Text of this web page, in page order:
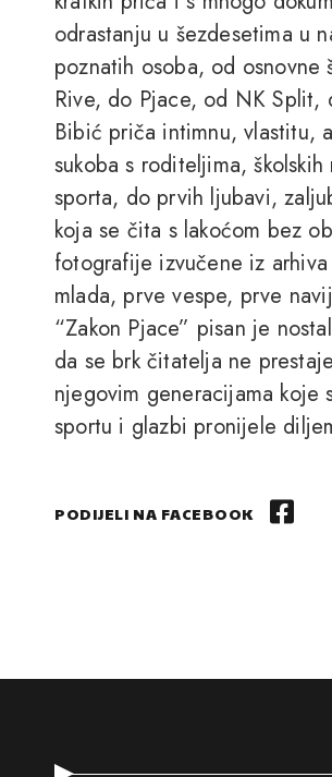
odrastanju u šezdesetima u
poznatih osoba, od osnovne
Rive, do Pjace, od NK
Bibić priča intimnu, vlastitu,
sukoba s roditeljima,
sporta, do prvih ljubavi,
koja se čita s lakoćom bez
fotografije izvučene iz
mlada, prve vespe, prve
“Zakon Pjace” pisan je
da se brk čitatelja ne
njegovim generacijama koje
sportu i glazbi pronijele
PODIJELI NA FACEBOOK